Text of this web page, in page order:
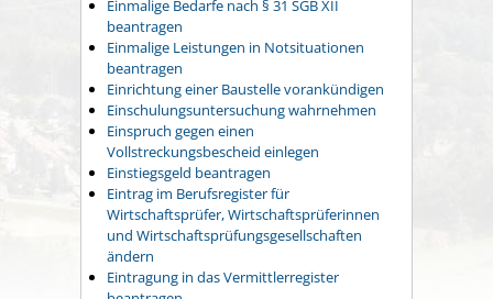
Einmalige Bedarfe nach § 31 SGB XII
beantragen
Einmalige Leistungen in Notsituationen
beantragen
Einrichtung einer Baustelle vorankündigen
Einschulungsuntersuchung wahrnehmen
Einspruch gegen einen
Vollstreckungsbescheid einlegen
Einstiegsgeld beantragen
Eintrag im Berufsregister für
Wirtschaftsprüfer, Wirtschaftsprüferinnen
und Wirtschaftsprüfungsgesellschaften
ändern
Eintragung in das Vermittlerregister